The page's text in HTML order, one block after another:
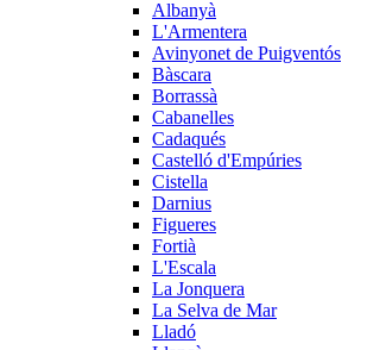
Albanyà
L'Armentera
Avinyonet de Puigventós
Bàscara
Borrassà
Cabanelles
Cadaqués
Castelló d'Empúries
Cistella
Darnius
Figueres
Fortià
L'Escala
La Jonquera
La Selva de Mar
Lladó